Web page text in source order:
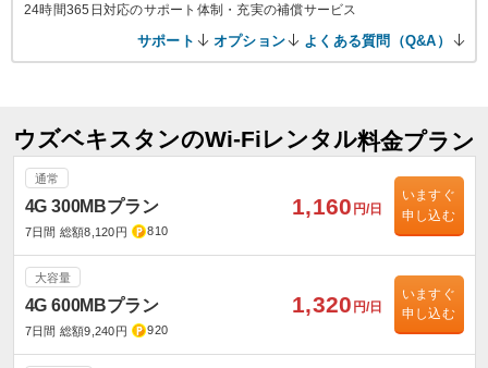
24時間365日対応のサポート体制・充実の補償サービス
サポート オプション よくある質問（Q&A）
ウズベキスタンのWi-Fiレンタル料金プラン
通常
4G 300MBプラン
7日間 総額8,120円 810
1,160 円/日
いますぐ
申し込む
大容量
4G 600MBプラン
7日間 総額9,240円 920
1,320 円/日
いますぐ
申し込む